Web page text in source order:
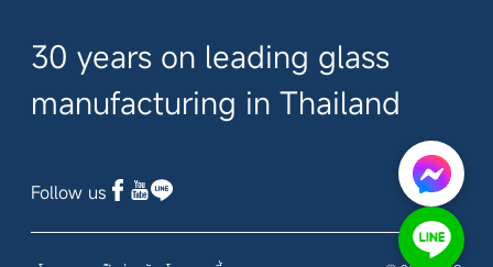
30 years on leading glass
manufacturing in Thailand
Follow us